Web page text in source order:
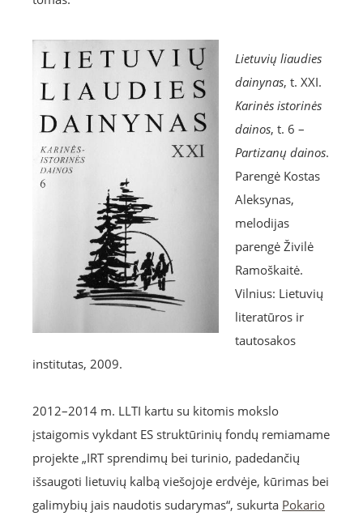
Lietuvių liaudies
dainynas, t. XXI.
Karinės istorinės
dainos, t. 6 –
Partizanų dainos.
Parengė Kostas
Aleksynas,
melodijas
parengė Živilė
Ramoškaitė.
Vilnius: Lietuvių
literatūros ir
tautosakos
institutas, 2009.
2012–2014 m. LLTI kartu su kitomis mokslo
įstaigomis vykdant ES struktūrinių fondų remiamame
projekte „IRT sprendimų bei turinio, padedančių
išsaugoti lietuvių kalbą viešojoje erdvėje, kūrimas bei
galimybių jais naudotis sudarymas“, sukurta Pokario